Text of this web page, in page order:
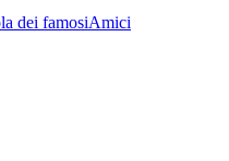
dei famosiAmici